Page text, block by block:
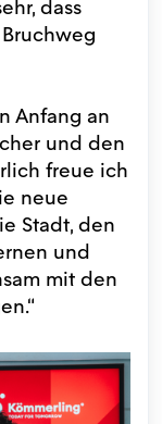
dass
Anfang an
und den
freue ich
neue
Stadt, den
und
mit den